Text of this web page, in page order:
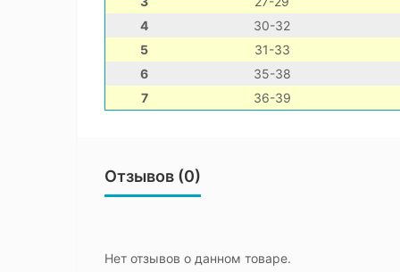
4
30-32
5
31-33
6
35-38
7
36-39
Отзывов (0)
Нет отзывов о данном товаре.